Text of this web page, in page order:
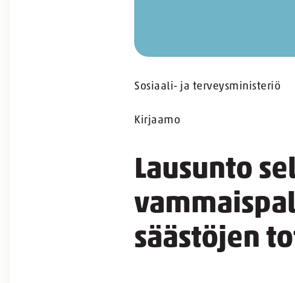
Sosiaali- ja terveysministeriö
Kirjaamo
Lausunto
säästöjen